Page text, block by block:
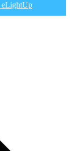
eLightUp